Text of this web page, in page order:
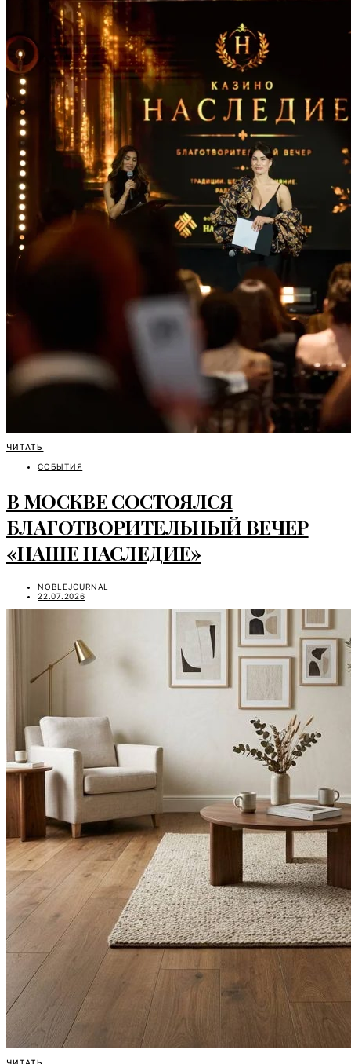
ЧИТАТЬ
СОБЫТИЯ
В МОСКВЕ СОСТОЯЛСЯ
БЛАГОТВОРИТЕЛЬНЫЙ ВЕЧЕР
«НАШЕ НАСЛЕДИЕ»
NOBLEJOURNAL
22.07.2026